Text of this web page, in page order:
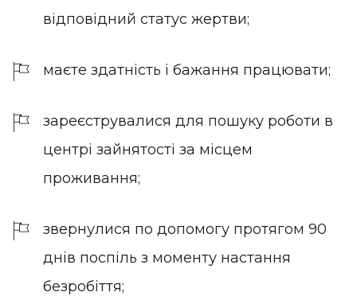
відповідний статус жертви;
маєте здатність і бажання працювати;
зареєструвалися для пошуку роботи в
центрі зайнятості за місцем
проживання;
звернулися по допомогу протягом 90
днів поспіль з моменту настання
безробіття;